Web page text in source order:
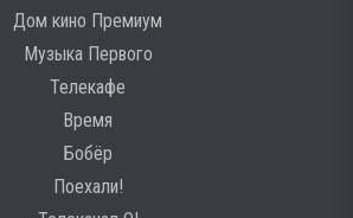
Дом кино Премиум
Музыка Первого
Телекафе
Время
Бобёр
Поехали!